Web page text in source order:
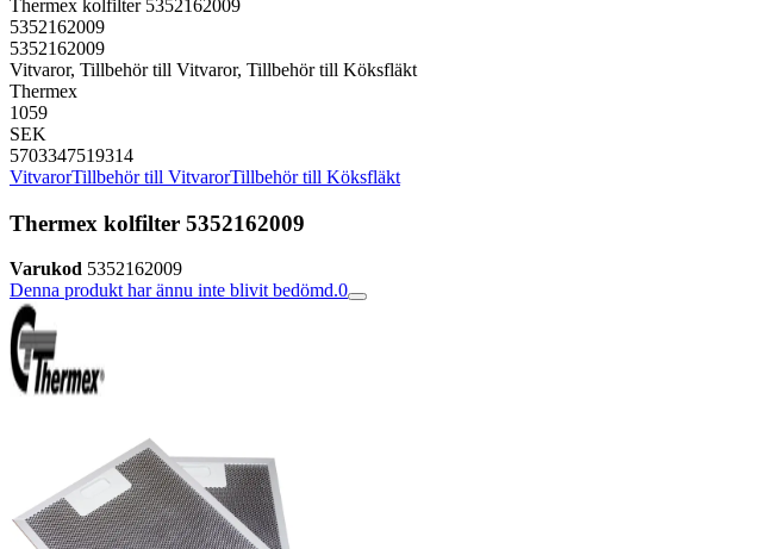
Thermex kolfilter 5352162009
5352162009
5352162009
Vitvaror, Tillbehör till Vitvaror, Tillbehör till Köksfläkt
Thermex
1059
SEK
5703347519314
VitvarorTillbehör till VitvarorTillbehör till Köksfläkt
Thermex kolfilter 5352162009
Varukod 5352162009
Denna produkt har ännu inte blivit bedömd.0